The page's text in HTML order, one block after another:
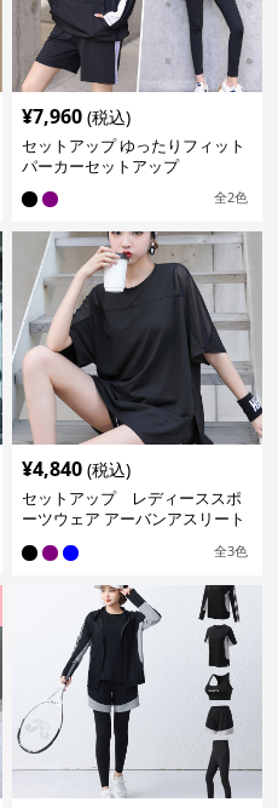
¥7,960 (税込)
セットアップ ゆったりフィット
パーカーセットアップ
全2色
¥4,840 (税込)
セットアップ レディーススポ
ーツウェア アーバンアスリート
全3色